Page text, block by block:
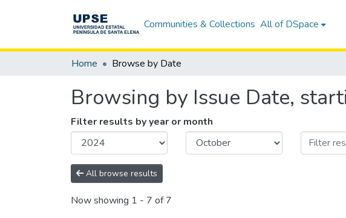
Communities & Collections All of DSpace
Home Browse by Date
Browsing by Issue Date,
Filter results by year or month
All browse results
Now showing 1 - 7 of 7